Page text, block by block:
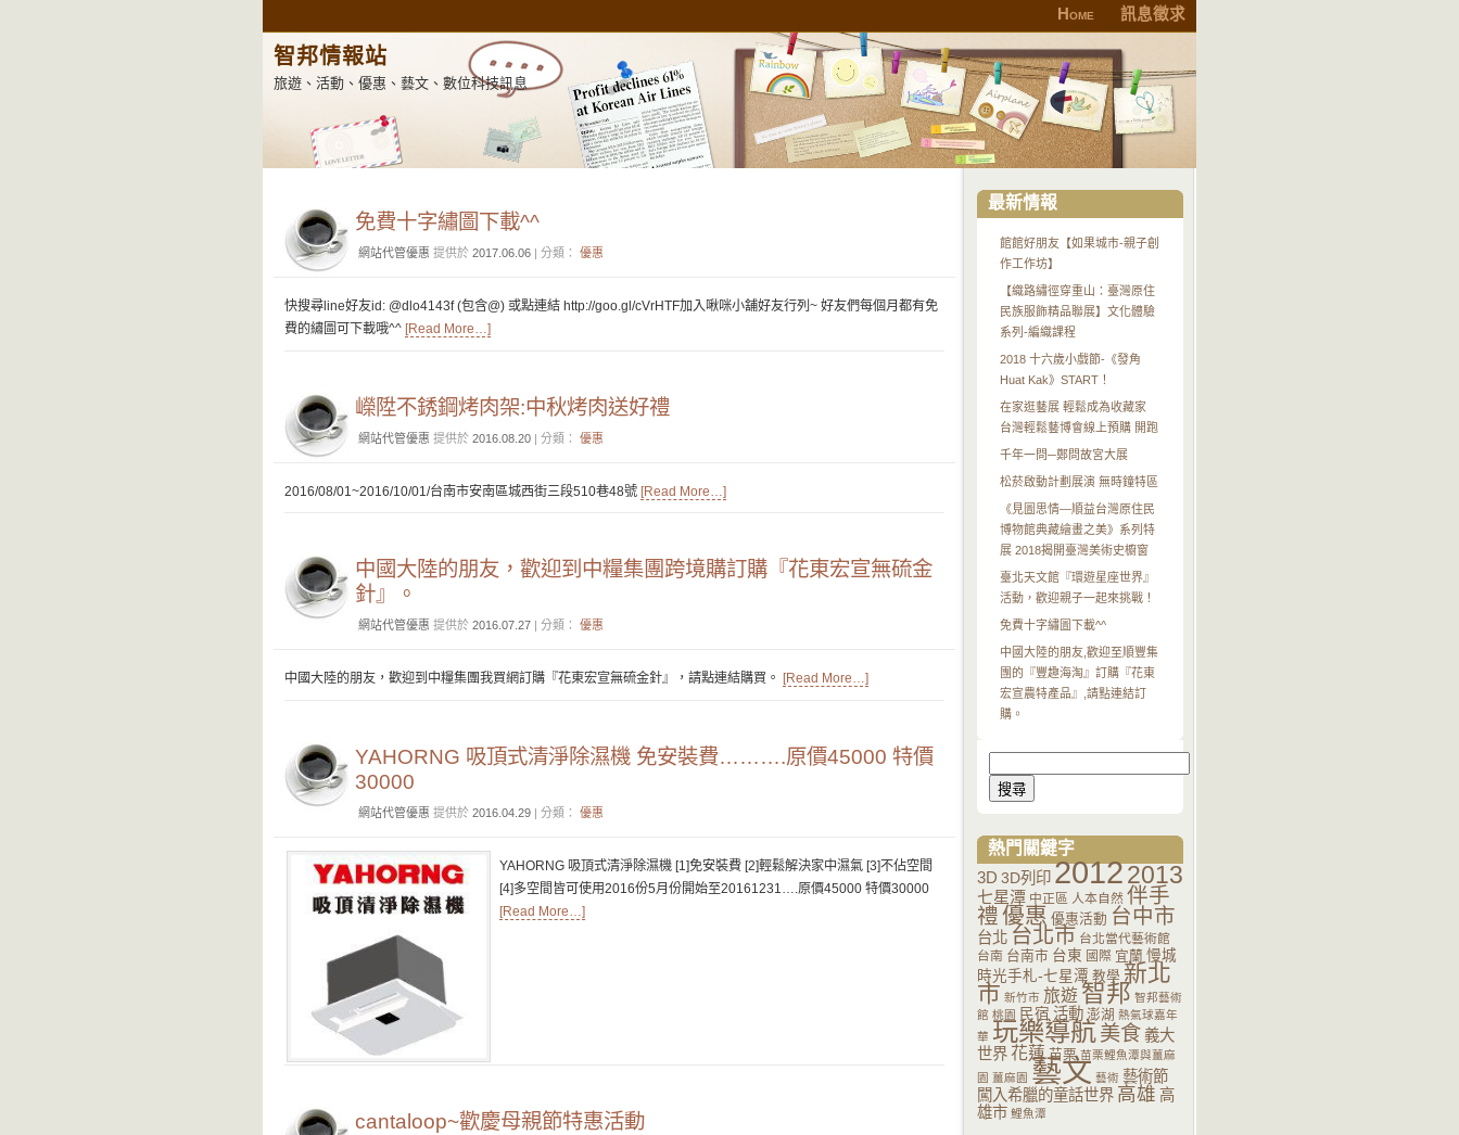
Home 訊息徵求
智邦情報站
旅遊、活動、優惠、藝文、數位科技訊息
免費十字繡圖下載^^
網站代管優惠 提供於 2017.06.06 | 分類： 優惠
快搜尋line好友id: @dlo4143f (包含@) 或點連結 http://goo.gl/cVrHTF加入啾咪小舖好友行列~ 好友們每個月都有免
費的繡圖可下載哦^^ [Read More…]
嶸陞不銹鋼烤肉架:中秋烤肉送好禮
網站代管優惠 提供於 2016.08.20 | 分類： 優惠
2016/08/01~2016/10/01/台南市安南區城西街三段510巷48號 [Read More…]
中國大陸的朋友，歡迎到中糧集團跨境購訂購『花東宏宣無硫金
針』。
網站代管優惠 提供於 2016.07.27 | 分類： 優惠
中國大陸的朋友，歡迎到中糧集團我買網訂購『花東宏宣無硫金針』，請點連結購買。 [Read More…]
YAHORNG 吸頂式清淨除濕機 免安裝費……….原價45000 特價
30000
網站代管優惠 提供於 2016.04.29 | 分類： 優惠
YAHORNG 吸頂式清淨除濕機 [1]免安裝費 [2]輕鬆解決家中濕氣 [3]不佔空間
[4]多空間皆可使用2016份5月份開始至20161231….原價45000 特價30000
[Read More…]
cantaloop~歡慶母親節特惠活動
最新情報
館館好朋友【如果城市-親子創
作工作坊】
【織路繡徑穿重山：臺灣原住
民族服飾精品聯展】文化體驗
系列-編織課程
2018 十六歲小戲節-《發角
Huat Kak》START！
在家逛藝展 輕鬆成為收藏家
台灣輕鬆藝博會線上預購 開跑
千年一問─鄭問故宮大展
松菸啟動計劃展演 無時鐘特區
《見圖思情—順益台灣原住民
博物館典藏繪畫之美》系列特
展 2018揭開臺灣美術史櫥窗
臺北天文館『環遊星座世界』
活動，歡迎親子一起來挑戰！
免費十字繡圖下載^^
中國大陸的朋友,歡迎至順豐集
團的『豐趣海淘』訂購『花東
宏宣農特產品』,請點連結訂
購。
尋
關
熱門關鍵字
3D 3D列印20122013
七星潭 中正區 人本自然 伴手
禮優惠 優惠活動 台中市
台北 台北市 台北當代藝術館
台南 台南市 台東 國際 宜蘭 慢城
時光手札-七星潭 教學 新北
市 新竹市 旅遊 智邦 智邦藝術
館 桃園 民宿 活動 澎湖 熱氣球嘉年
華 玩樂導航美食義大
世界花蓮 苗栗 苗栗鯉魚潭與薑麻
園 薑麻園 藝文 藝術 藝術節
闖入希臘的童話世界 高雄 高
雄市 鯉魚潭